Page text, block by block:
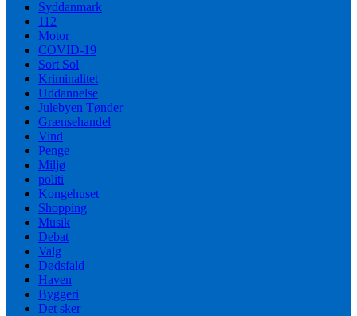
Syddanmark
112
Motor
COVID-19
Sort Sol
Kriminalitet
Uddannelse
Julebyen Tønder
Grænsehandel
Vind
Penge
Miljø
politi
Kongehuset
Shopping
Musik
Debat
Valg
Dødsfald
Haven
Byggeri
Det sker